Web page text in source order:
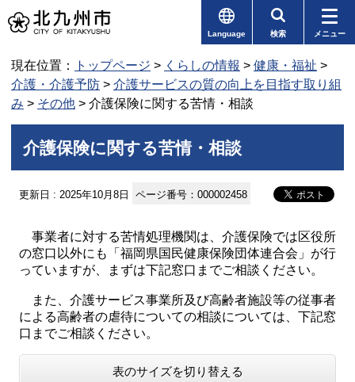
Language 検索 メニュー
現在位置： トップページ > くらしの情報 > 健康・福祉 >
介護・介護予防 > 介護サービスの質の向上を目指す取り組
み > その他 > 介護保険に関する苦情・相談
介護保険に関する苦情・相談
更新日 : 2025年10月8日 ページ番号：000002458
事業者に対する苦情処理機関は、介護保険では区役所
の窓口以外にも「福岡県国民健康保険団体連合会」が行
っていますが、まずは下記窓口までご相談ください。
また、介護サービス事業所及び高齢者施設等の従事者
による高齢者の虐待についての相談については、下記窓
口までご相談ください。
表のサイズを切り替える